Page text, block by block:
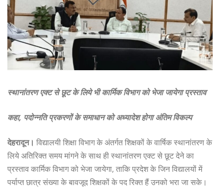
स्थानांतरण एक्ट से छूट के लिये भी कार्मिक विभाग को भेजा जायेगा प्रस्ताव
कहा, पदोन्नति प्रकरणों के समाधान को अध्यादेश होगा अंतिम विकल्प
देहरादून। विद्यालयी शिक्षा विभाग के अंतर्गत शिक्षकों के वार्षिक स्थानांतरण के
लिये अतिरिक्त समय मांगने के साथ ही स्थानांतरण एक्ट से छूट देने का
प्रस्ताव कार्मिक विभाग को भेजा जायेगा, ताकि प्रदेश के जिन विद्यालयों में
पर्याप्त छात्र संख्या के बावजूद शिक्षकों के पद रिक्त हैं उनको भरा जा सके।